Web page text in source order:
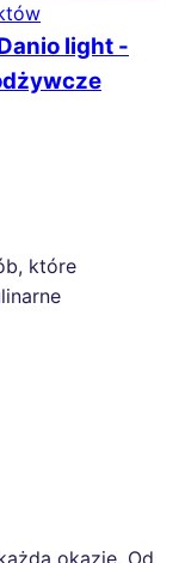
light -
które